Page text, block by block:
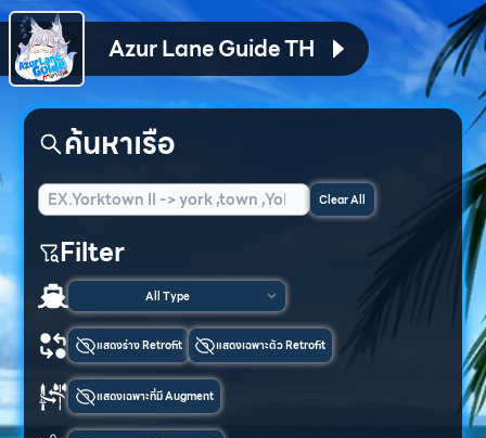
Azur Lane Guide TH
ค้นหาเรือ
Clear All
Filter
All Type
แสดงร่าง Retrofit แสดงเฉพาะตัว Retrofit
แสดงเฉพาะที่มี Augment